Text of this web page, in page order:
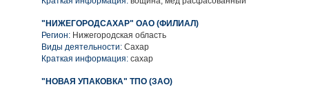
"НИЖЕГОРОДСАХАР" ОАО (ФИЛИАЛ)
Регион: Нижегородская область
Виды деятельности: Сахар
Краткая информация: сахар
"НОВАЯ УПАКОВКА" ТПО (ЗАО)